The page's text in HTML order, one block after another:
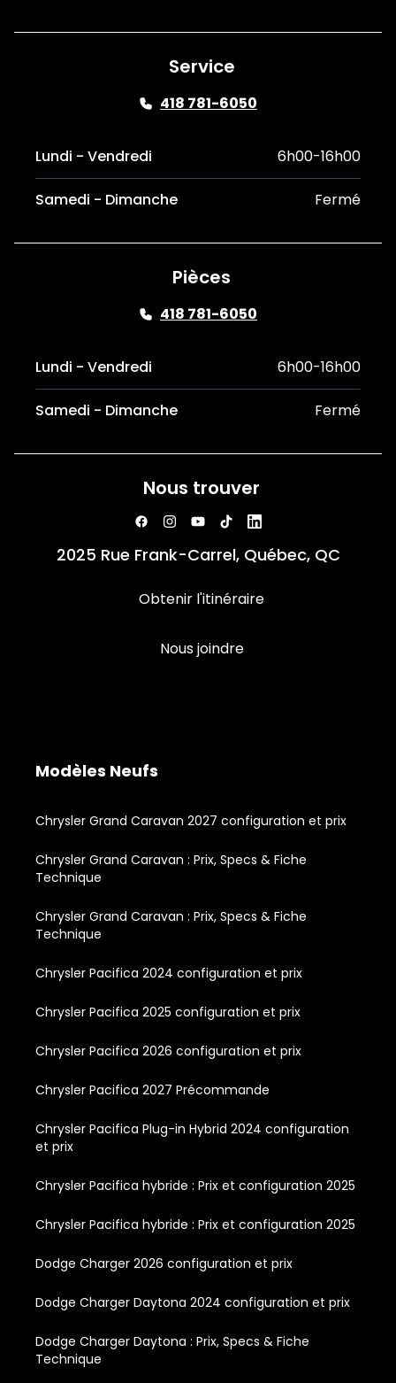
Service
418 781-6050
Lundi - Vendredi 6h00-16h00
Samedi - Dimanche Fermé
Pièces
418 781-6050
Lundi - Vendredi 6h00-16h00
Samedi - Dimanche Fermé
Nous trouver
2025 Rue Frank-Carrel, Québec, QC
Obtenir l'itinéraire
Nous joindre
Modèles Neufs
Chrysler Grand Caravan 2027 configuration et prix
Chrysler Grand Caravan : Prix, Specs & Fiche
Technique
Chrysler Grand Caravan : Prix, Specs & Fiche
Technique
Chrysler Pacifica 2024 configuration et prix
Chrysler Pacifica 2025 configuration et prix
Chrysler Pacifica 2026 configuration et prix
Chrysler Pacifica 2027 Précommande
Chrysler Pacifica Plug-in Hybrid 2024 configuration
et prix
Chrysler Pacifica hybride : Prix et configuration 2025
Chrysler Pacifica hybride : Prix et configuration 2025
Dodge Charger 2026 configuration et prix
Dodge Charger Daytona 2024 configuration et prix
Dodge Charger Daytona : Prix, Specs & Fiche
Technique